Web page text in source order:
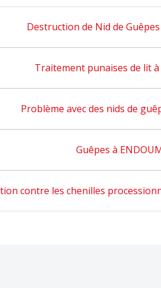
Destruction de Nid de
Traitement punaises de lit à
Problème avec des nids de
Guêpes à
contre les chenilles